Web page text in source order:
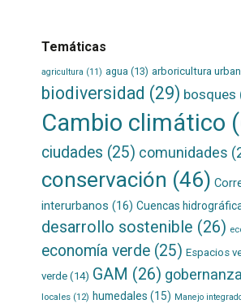
Temáticas
agricultura (11) agua (13) arboricultura
biodiversidad (29) bosques
Cambio climático
ciudades (25) comunidades
conservación (46)
interurbanos (16) Cuencas
desarrollo sostenible (26)
economía verde(25) Espacios
verde(14) GAM (26) gobernanza
locales(12) humedales (15) Manejo